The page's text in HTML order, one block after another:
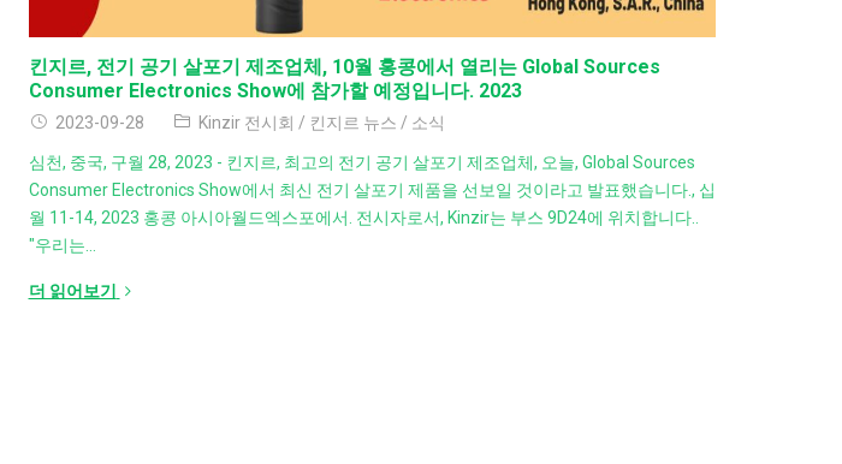
킨지르, 전기 공기 살포기 제조업체, 10월 홍콩에서 열리는 Global Sources
Consumer Electronics Show에 참가할 예정입니다. 2023
2023-09-28 Kinzir 전시회 / 킨지르 뉴스 / 소식
심천, 중국, 구월 28, 2023 - 킨지르, 최고의 전기 공기 살포기 제조업체, 오늘, Global Sources
Consumer Electronics Show에서 최신 전기 살포기 제품을 선보일 것이라고 발표했습니다., 십
월 11-14, 2023 홍콩 아시아월드엑스포에서. 전시자로서, Kinzir는 부스 9D24에 위치합니다..
"우리는…
더 읽어보기